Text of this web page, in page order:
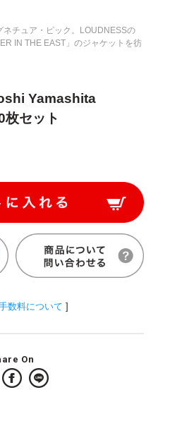
チュア・ピック。LOUDNESSの
IN THE EAST」のジャケットを彷
Yamashita
セット
数料について ]
On